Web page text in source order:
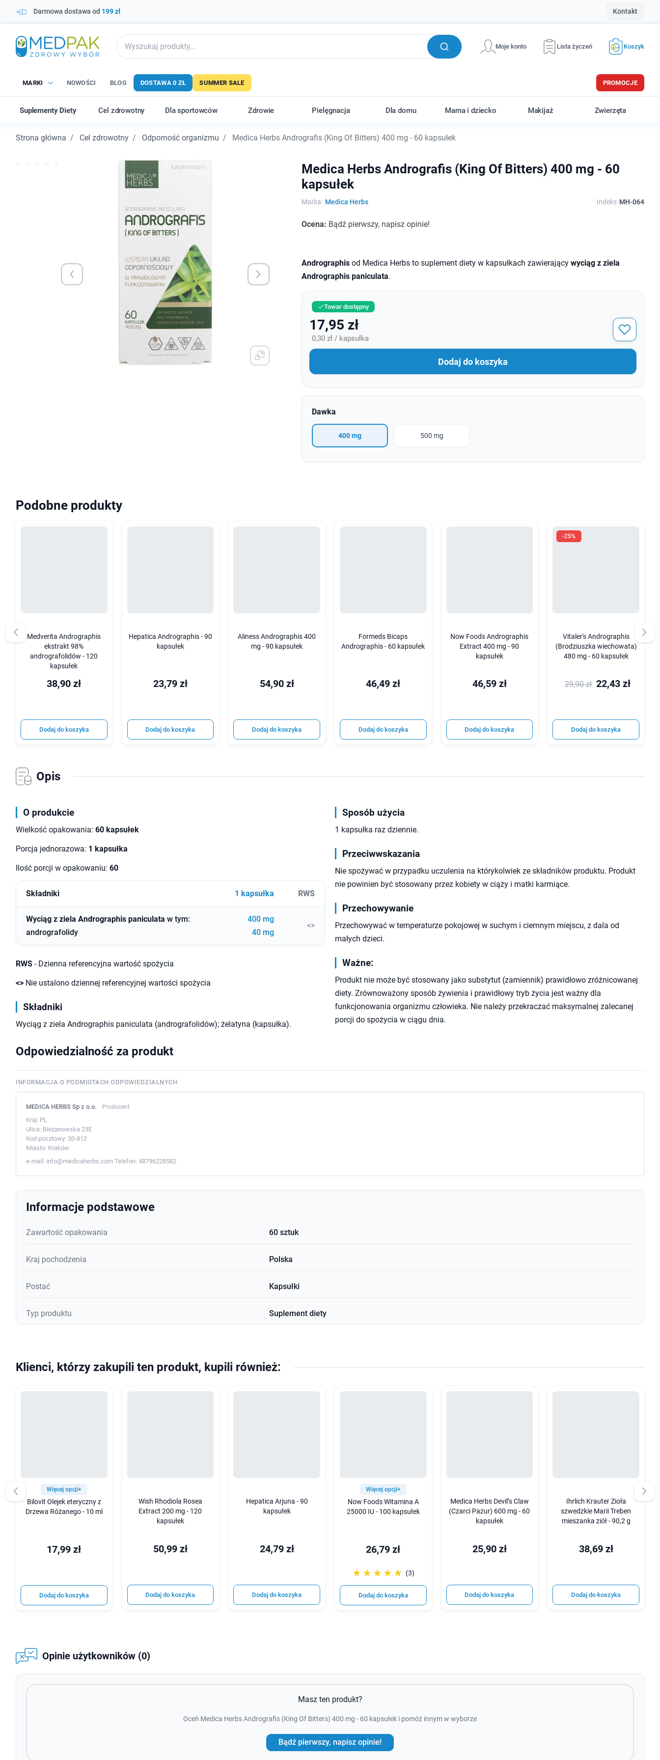
Darmowa dostawa od 199 zł Kontakt
Moje konto Lista życzeń Koszyk
MARKI NOWOŚCI BLOG DOSTAWA 0 ZŁ SUMMER SALE PROMOCJE
Suplementy Diety Cel zdrowotny Dla sportowców Zdrowie Pielęgnacja Dla domu Mama i dziecko Makijaż Zwierzęta
Strona główna Cel zdrowotny Odporność organizmu Medica Herbs Andrografis (King Of Bitters) 400 mg - 60 kapsułek
Medica Herbs Andrografis (King Of Bitters) 400 mg - 60
kapsułek
Marka: Medica Herbs Indeks MH-064
Ocena: Bądź pierwszy, napisz opinie!
Andrographisod Medica Herbs to suplement diety w kapsułkach zawierający wyciąg z ziela
Andrographis paniculata.
Towar dostępny
17,95 zł
0,30 zł / kapsułka
Dodaj do koszyka
Dawka
400 mg 500 mg
Podobne produkty
Medverita Andrographis
ekstrakt 98%
andrografolidów - 120
kapsułek
38,90 zł
Dodaj do koszyka
Hepatica Andrographis - 90
kapsułek
23,79 zł
Dodaj do koszyka
Aliness Andrographis 400
mg - 90 kapsułek
54,90 zł
Dodaj do koszyka
Formeds Bicaps
Andrographis - 60 kapsułek
46,49 zł
Dodaj do koszyka
Now Foods Andrographis
Extract 400 mg - 90
kapsułek
46,59 zł
Dodaj do koszyka
-25%
Vitaler's Andrographis
(Brodziuszka wiechowata)
480 mg - 60 kapsułek
29,90 zł 22,43 zł
Dodaj do koszyka
Opis
O produkcie
Wielkość opakowania: 60 kapsułek
Porcja jednorazowa: 1 kapsułka
Ilość porcji w opakowaniu: 60
Składniki 1 kapsułka RWS
Wyciąg z ziela Andrographis paniculata w tym:
andrografolidy
400 mg
40 mg
<>
RWS - Dzienna referencyjna wartość spożycia
<> Nie ustalono dziennej referencyjnej wartości spożycia
Składniki
Wyciąg z ziela Andrographis paniculata (andrografolidów); żelatyna (kapsułka).
Sposób użycia
1 kapsułka raz dziennie.
Przeciwwskazania
Nie spożywać w przypadku uczulenia na którykolwiek ze składników produktu. Produkt
nie powinien być stosowany przez kobiety w ciąży i matki karmiące.
Przechowywanie
Przechowywać w temperaturze pokojowej w suchym i ciemnym miejscu, z dala od
małych dzieci.
Ważne:
Produkt nie może być stosowany jako substytut (zamiennik) prawidłowo zróżnicowanej
diety. Zrównoważony sposób żywienia i prawidłowy tryb życia jest ważny dla
funkcjonowania organizmu człowieka. Nie należy przekraczać maksymalnej zalecanej
porcji do spożycia w ciągu dnia.
Odpowiedzialność za produkt
INFORMACJA O PODMIOTACH ODPOWIEDZIALNYCH
MEDICA HERBS Sp z o.o. Producent
Kraj: PL
Ulica: Bieżanowska 23E
Kod pocztowy: 30-812
Miasto: Kraków
e-mail: info@medicaherbs.com Telefon: 48796228582
Informacje podstawowe
Zawartość opakowania 60 sztuk
Kraj pochodzenia Polska
Postać Kapsułki
Typ produktu Suplement diety
Klienci, którzy zakupili ten produkt, kupili również:
Więcej opcji+
Bilovit Olejek eteryczny z
Drzewa Różanego - 10 ml
17,99 zł
Dodaj do koszyka
Wish Rhodiola Rosea
Extract 200 mg - 120
kapsułek
50,99 zł
Dodaj do koszyka
Hepatica Arjuna - 90
kapsułek
24,79 zł
Dodaj do koszyka
Więcej opcji+
Now Foods Witamina A
25000 IU - 100 kapsułek
26,79 zł
☆☆☆☆☆
★★★★★ (3)
Dodaj do koszyka
Medica Herbs Devil’s Claw
(Czarci Pazur) 600 mg - 60
kapsułek
25,90 zł
Dodaj do koszyka
Ihrlich Krauter Zioła
szwedzkie Marii Treben
mieszanka ziół - 90,2 g
38,69 zł
Dodaj do koszyka
Opinie użytkowników (0)
Masz ten produkt?
Oceń Medica Herbs Andrografis (King Of Bitters) 400 mg - 60 kapsułek i pomóż innym w wyborze
Bądź pierwszy, napisz opinie!